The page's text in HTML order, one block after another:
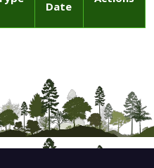
Date